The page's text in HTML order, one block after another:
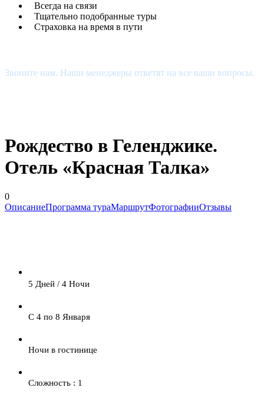
Всегда на связи
Тщательно подобранные туры
Страховка на время в пути
Звоните нам. Наши менеджеры ответят на все ваши вопросы.
Рождество в Геленджике.
Отель «Красная Талка»
0
ОписаниеПрограмма тураМаршрутФотографииОтзывы
5 Дней / 4 Ночи
С 4 по 8 Января
Ночи в гостинице
Сложность : 1